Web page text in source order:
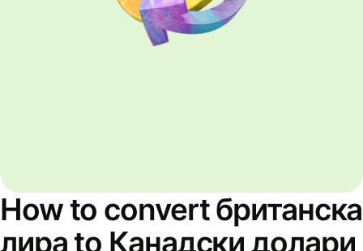
How to convert британска
лира to Канадски долари